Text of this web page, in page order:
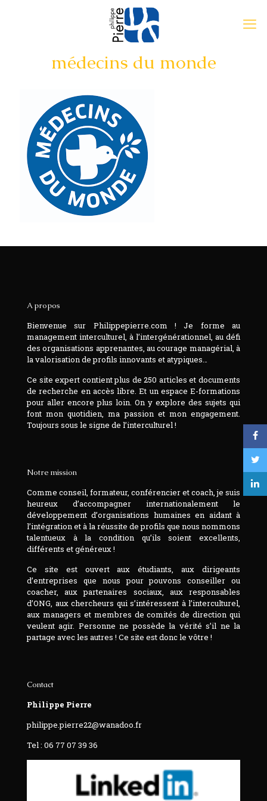
médecins du monde
A propos
Bienvenue sur Philippepierre.com ! Je forme au
management interculturel, à l’intergénérationnel, au défi
des organisations apprenantes, au courage managérial, à
la valorisation de profils innovants et atypiques…
Ce site expert contient plus de 250 articles et documents
de recherche en accès libre. Et un espace E-formations
pour aller encore plus loin. On y explore des sujets qui
font mon quotidien, ma passion et mon engagement.
Toujours sous le signe de l’interculturel !
Notre mission
Comme conseil, formateur, conférencier et coach, je suis
heureux d’accompagner internationalement le
développement d’organisations humaines en aidant à
l’intégration et à la réussite de profils que nous nommons
talentueux à la condition qu’ils soient excellents,
différents et généreux !
Ce site est ouvert aux étudiants, aux dirigeants
d’entreprises que nous pour pouvons conseiller ou
coacher, aux partenaires sociaux, aux responsables
d’ONG, aux chercheurs qui s’intéressent à l’interculturel,
aux managers et membres de comités de direction qui
veulent agir. Personne ne possède la vérité s’il ne la
partage avec les autres ! Ce site est donc le vôtre !
Contact
Philippe Pierre
philippe.pierre22@wanadoo.fr
Tel : 06 77 07 39 36‬